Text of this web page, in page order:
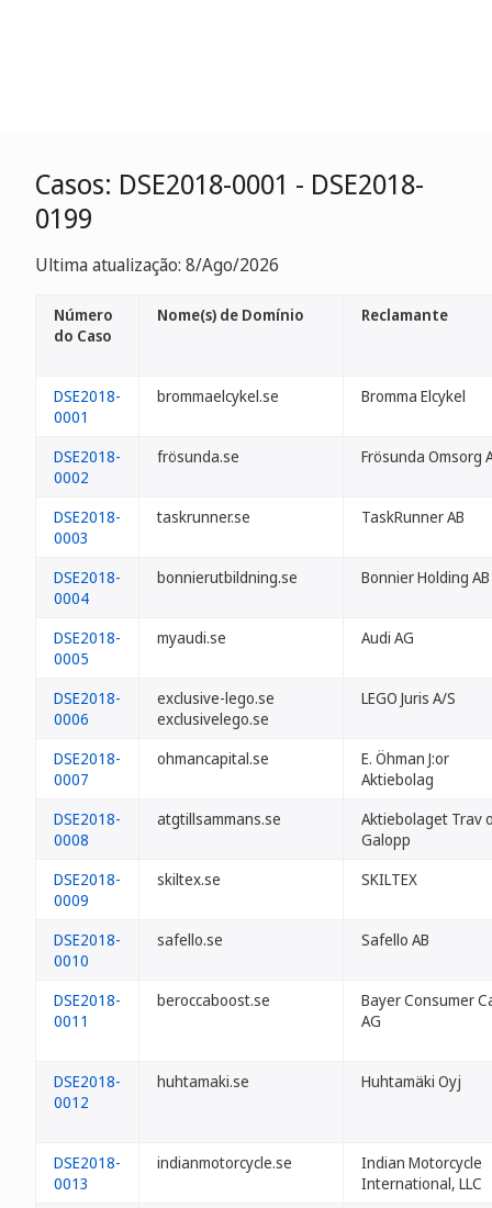
Casos: DSE2018-0001 - DSE2018-
0199
Ultima atualização: 8/Ago/2026
Número
do Caso
Nome(s) de Domínio Reclamante
DSE2018-
0001
brommaelcykel.se Bromma Elcykel
DSE2018-
0002
frösunda.se Frösunda Omsorg
DSE2018-
0003
taskrunner.se TaskRunner AB
DSE2018-
0004
bonnierutbildning.se Bonnier Holding AB
DSE2018-
0005
myaudi.se Audi AG
DSE2018-
0006
exclusive-lego.se
exclusivelego.se
LEGO Juris A/S
DSE2018-
0007
ohmancapital.se
E. Öhman J:or
Aktiebolag
DSE2018-
0008
atgtillsammans.se
Aktiebolaget Trav
Galopp
DSE2018-
0009
skiltex.se SKILTEX
DSE2018-
0010
safello.se Safello AB
DSE2018-
0011
beroccaboost.se
Bayer Consumer
AG
DSE2018-
0012
huhtamaki.se Huhtamäki Oyj
DSE2018-
0013
indianmotorcycle.se
Indian Motorcycle
International, LLC